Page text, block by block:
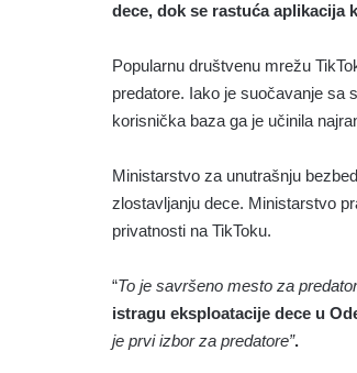
dece, dok se rastuća aplikacija
Popularnu društvenu mrežu
predatore. Iako je suočavanje sa
korisnička baza ga je učinila
Ministarstvo za unutrašnju
zlostavljanju dece. Ministarstvo
privatnosti na TikToku.
“To je savršeno mesto za
istragu eksploatacije dece u
je prvi izbor za predatore”.